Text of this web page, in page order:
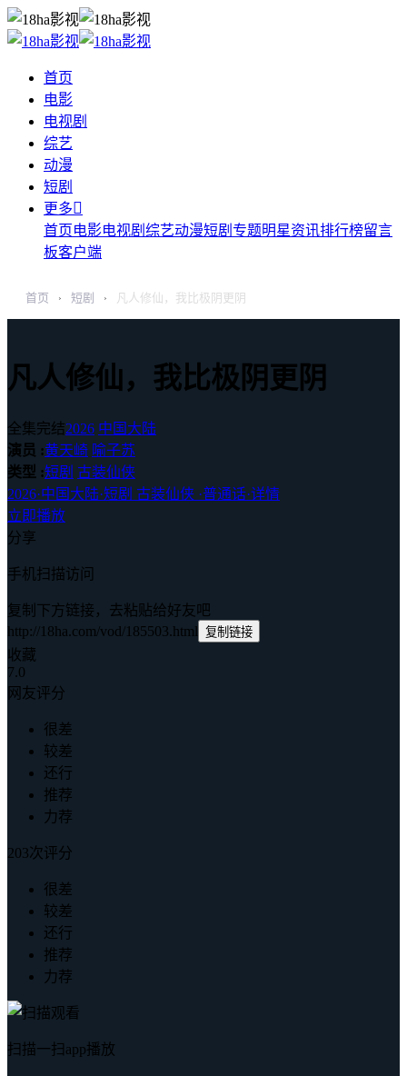
首页
电影
电视剧
综艺
动漫
短剧
更多
首页电影电视剧 综艺动漫短剧 专题明星资讯排行榜留言
板客户端
首页 › 短剧 › 凡人修仙，我比极阴更阴
凡人修仙，我比极阴更阴
全集完结2026 中国大陆
演员 :黄天崎 喻子苏
类型 :短剧 古装仙侠
2026·中国大陆·短剧 古装仙侠 ·普通话·详情
立即播放
分享
手机扫描访问
复制下方链接，去粘贴给好友吧
http://18ha.com/vod/185503.html 复制链接
收藏
7.0
网友评分
很差
较差
还行
推荐
力荐
203次评分
很差
较差
还行
推荐
力荐
扫描一扫app播放